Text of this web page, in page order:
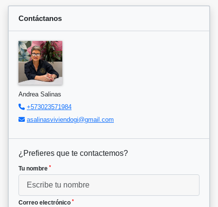
Contáctanos
Andrea Salinas
+573023571984
asalinasviviendogi@gmail.com
¿Prefieres que te contactemos?
Tu nombre *
Correo electrónico *